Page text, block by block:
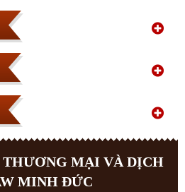
THƯƠNG MẠI VÀ DỊCH
MINH ĐỨC